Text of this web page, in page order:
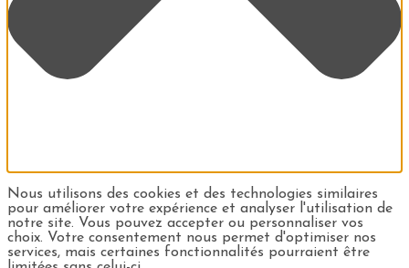
Nous utilisons des cookies et des technologies similaires
pour améliorer votre expérience et analyser l'utilisation de
notre site. Vous pouvez accepter ou personnaliser vos
choix. Votre consentement nous permet d'optimiser nos
services, mais certaines fonctionnalités pourraient être